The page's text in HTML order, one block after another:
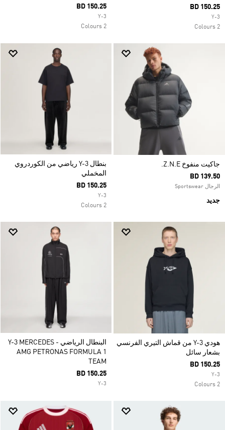
BD 150.25
Y-3
2 Colours
BD 150.25
Y-3
2 Colours
جاكيت منفوخ Z.N.E.
BD 139.50
الرجال Sportswear
جديد
بنطال Y-3 رياضي من الكوردروي
المخملي
BD 150.25
Y-3
2 Colours
هودي Y-3 من قماش التيري الفرنسي
بشعار سائل
BD 150.25
Y-3
2 Colours
البنطال الرياضي Y-3 MERCEDES -
AMG PETRONAS FORMULA 1
TEAM
BD 150.25
Y-3